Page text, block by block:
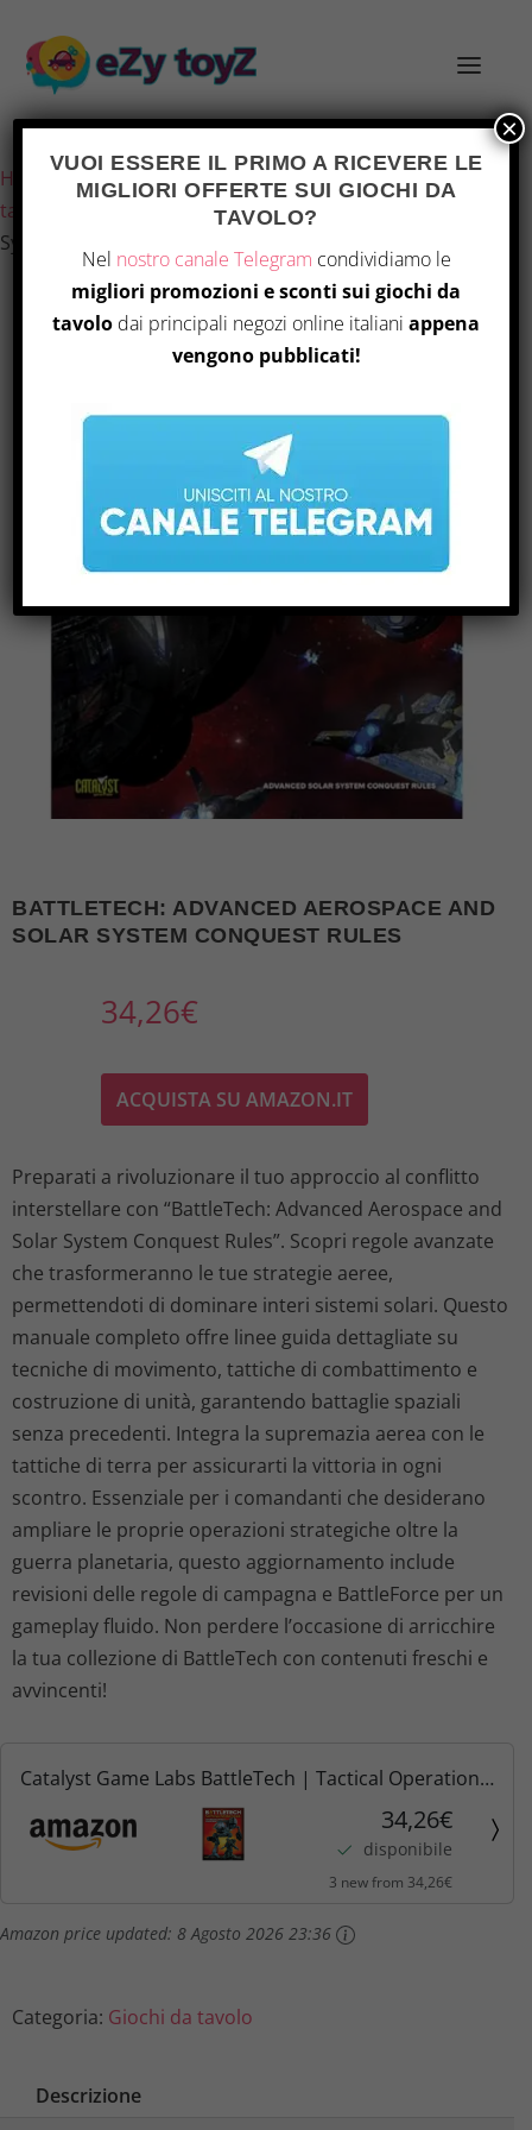
Home /Giochi e giocattoli/Giochi di società/Giochi da
tavolo
/ BattleTech: Advanced Aerospace and Solar
System Conquest Rules
BATTLETECH: ADVANCED AEROSPACE AND
SOLAR SYSTEM CONQUEST RULES
34,26€
ACQUISTA SU AMAZON.IT
Preparati a rivoluzionare il tuo approccio al conflitto
interstellare con “BattleTech: Advanced Aerospace and
Solar System Conquest Rules”. Scopri regole avanzate
che trasformeranno le tue strategie aeree,
permettendoti di dominare interi sistemi solari. Questo
manuale completo offre linee guida dettagliate su
tecniche di movimento, tattiche di combattimento e
costruzione di unità, garantendo battaglie spaziali
senza precedenti. Integra la supremazia aerea con le
tattiche di terra per assicurarti la vittoria in ogni
scontro. Essenziale per i comandanti che desiderano
ampliare le proprie operazioni strategiche oltre la
guerra planetaria, questo aggiornamento include
revisioni delle regole di campagna e BattleForce per un
gameplay fluido. Non perdere l’occasione di arricchire
la tua collezione di BattleTech con contenuti freschi e
avvincenti!
Catalyst Game Labs BattleTech | Tactical Operations
- Advanced Units & Equipment | Advanced Planetary
Conquest Rules| Book English
34,26€
disponibile
3 new from 34,26€
Amazon price updated: 8 Agosto 2026 23:36
Categoria: Giochi da tavolo
Descrizione
VUOI ESSERE IL PRIMO A RICEVERE LE
MIGLIORI OFFERTE SUI GIOCHI DA
TAVOLO?
Nel nostro canale Telegram condividiamo le
migliori promozioni e sconti sui giochi da
tavolo dai principali negozi online italiani appena
vengono pubblicati!
×